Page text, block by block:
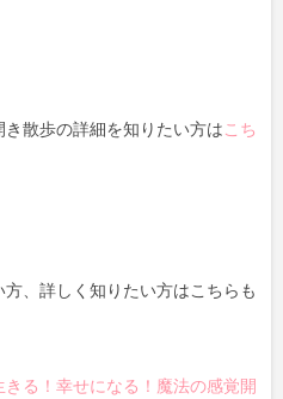
散歩の詳細を知りたい方は こち
、詳しく知りたい方はこちらも
る！幸せになる！魔法の感覚開